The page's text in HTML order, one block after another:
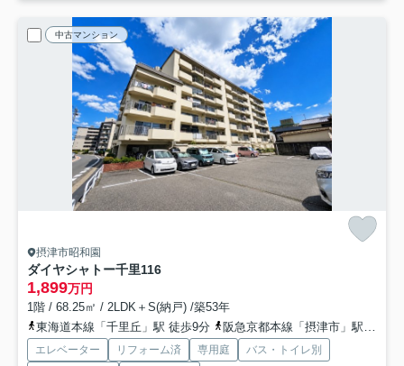
中古マンション
摂津市昭和園
ダイヤシャトー千里116
1,899万円
1階 / 68.25㎡ / 2LDK＋S(納戸) /築53年
東海道本線「千里丘」駅 徒歩9分
阪急京都本線「摂津市」駅 徒歩9分
エレベーター リフォーム済 専用庭
バス・トイレ別